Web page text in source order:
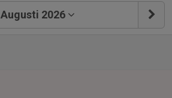
Augusti 2026